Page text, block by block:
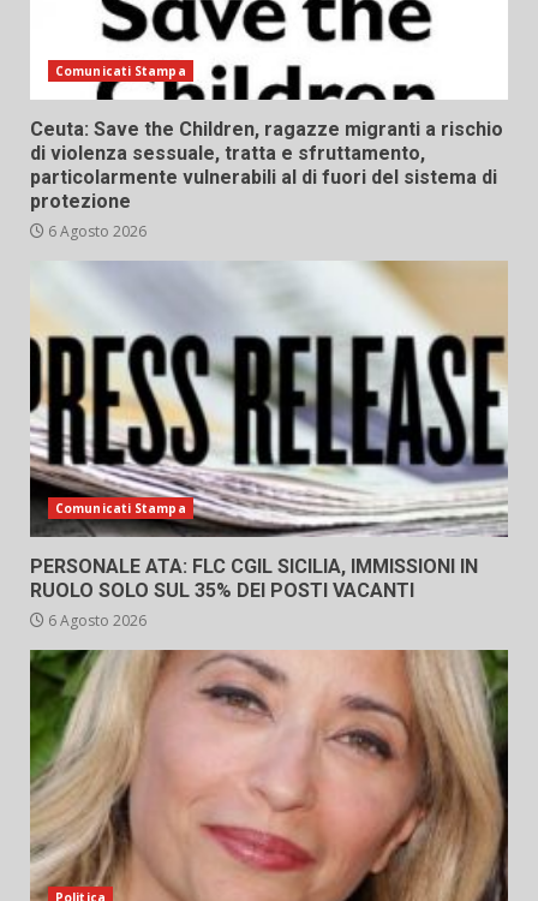
Comunicati Stampa
Ceuta: Save the Children, ragazze migranti a rischio
di violenza sessuale, tratta e sfruttamento,
particolarmente vulnerabili al di fuori del sistema di
protezione
6 Agosto 2026
Comunicati Stampa
PERSONALE ATA: FLC CGIL SICILIA, IMMISSIONI IN
RUOLO SOLO SUL 35% DEI POSTI VACANTI
6 Agosto 2026